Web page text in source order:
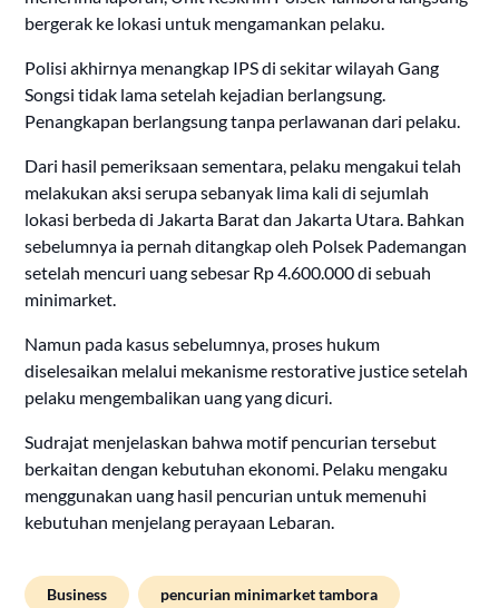
bergerak ke lokasi untuk mengamankan pelaku.
Polisi akhirnya menangkap IPS di sekitar wilayah Gang
Songsi tidak lama setelah kejadian berlangsung.
Penangkapan berlangsung tanpa perlawanan dari pelaku.
Dari hasil pemeriksaan sementara, pelaku mengakui telah
melakukan aksi serupa sebanyak lima kali di sejumlah
lokasi berbeda di Jakarta Barat dan Jakarta Utara. Bahkan
sebelumnya ia pernah ditangkap oleh Polsek Pademangan
setelah mencuri uang sebesar Rp 4.600.000 di sebuah
minimarket.
Namun pada kasus sebelumnya, proses hukum
diselesaikan melalui mekanisme restorative justice setelah
pelaku mengembalikan uang yang dicuri.
Sudrajat menjelaskan bahwa motif pencurian tersebut
berkaitan dengan kebutuhan ekonomi. Pelaku mengaku
menggunakan uang hasil pencurian untuk memenuhi
kebutuhan menjelang perayaan Lebaran.
Business pencurian minimarket tambora